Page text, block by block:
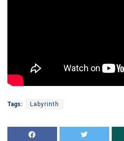
Tags: Labyrinth